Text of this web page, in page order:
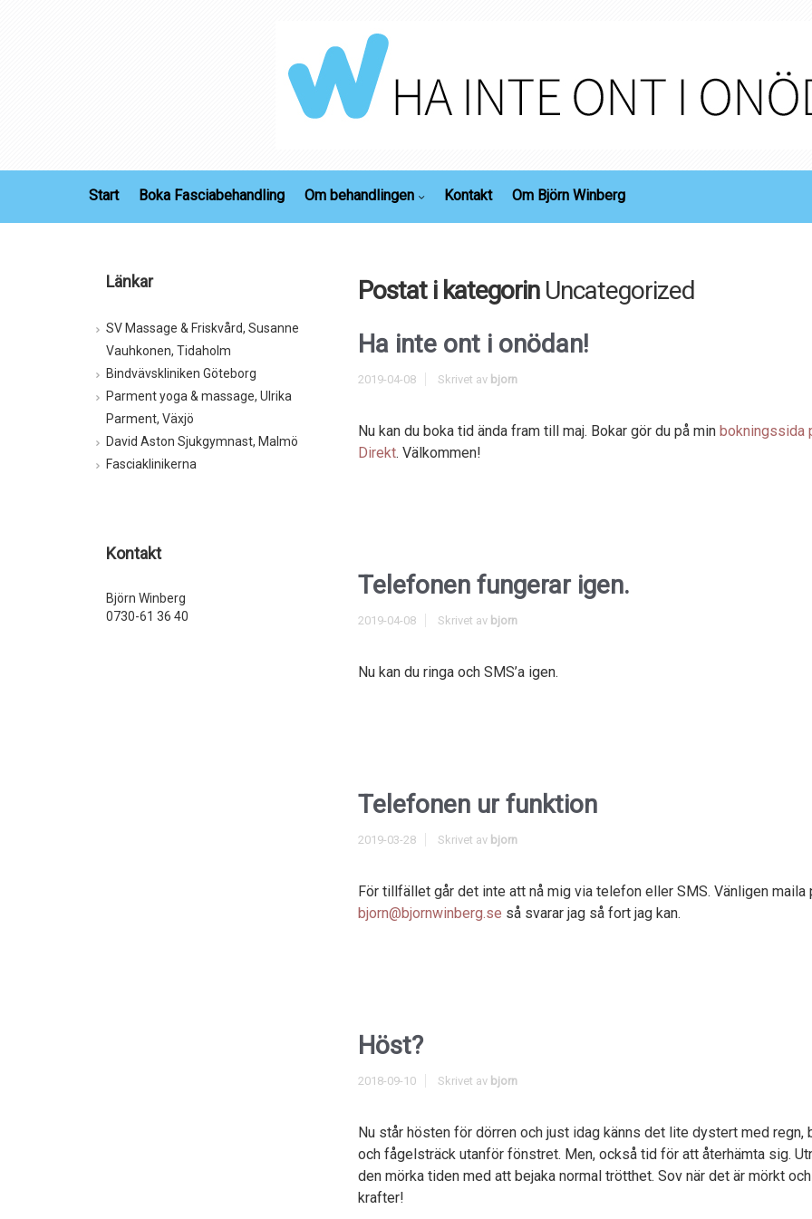
Start Boka Fasciabehandling Om behandlingen Kontakt Om Björn Winberg
Länkar
SV Massage & Friskvård, Susanne
Vauhkonen, Tidaholm
Bindvävskliniken Göteborg
Parment yoga & massage, Ulrika
Parment, Växjö
David Aston Sjukgymnast, Malmö
Fasciaklinikerna
Kontakt
Björn Winberg
0730-61 36 40
Postat i kategorin Uncategorized
Ha inte ont i onödan!
2019-04-08 Skrivet av bjorn
Nu kan du boka tid ända fram till maj. Bokar gör du på min bokningssida
Direkt. Välkommen!
Telefonen fungerar igen.
2019-04-08 Skrivet av bjorn
Nu kan du ringa och SMS’a igen.
Telefonen ur funktion
2019-03-28 Skrivet av bjorn
För tillfället går det inte att nå mig via telefon eller SMS. Vänligen maila
bjorn@bjornwinberg.se så svarar jag så fort jag kan.
Höst?
2018-09-10 Skrivet av bjorn
Nu står hösten för dörren och just idag känns det lite dystert med regn,
och fågelsträck utanför fönstret. Men, också tid för att återhämta sig.
den mörka tiden med att bejaka normal trötthet. Sov när det är mörkt
krafter!